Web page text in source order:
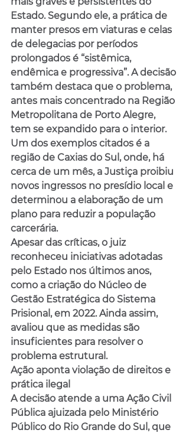
Estado. Segundo ele, a prática de
manter presos em viaturas e celas
de delegacias por períodos
prolongados é “sistêmica,
endêmica e progressiva”. A decisão
também destaca que o problema,
antes mais concentrado na Região
Metropolitana de Porto Alegre,
tem se expandido para o interior.
Um dos exemplos citados é a
região de Caxias do Sul, onde, há
cerca de um mês, a Justiça proibiu
novos ingressos no presídio local e
determinou a elaboração de um
plano para reduzir a população
carcerária.
Apesar das críticas, o juiz
reconheceu iniciativas adotadas
pelo Estado nos últimos anos,
como a criação do Núcleo de
Gestão Estratégica do Sistema
Prisional, em 2022. Ainda assim,
avaliou que as medidas são
insuficientes para resolver o
problema estrutural.
Ação aponta violação de direitos e
prática ilegal
A decisão atende a uma Ação Civil
Pública ajuizada pelo Ministério
Público do Rio Grande do Sul, que